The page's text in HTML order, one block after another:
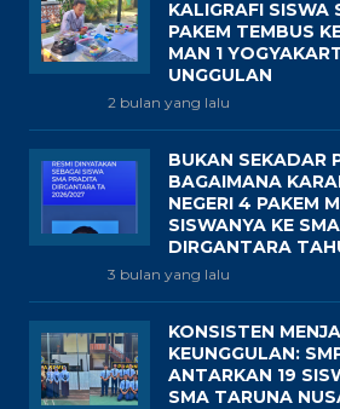
KALIGRAFI SISWA
PAKEM TEMBUS
MAN 1
UNGGULAN
2 bulan yang lalu
BUKAN SEKADAR
BAGAIMANA
NEGERI 4 PAKEM
SISWANYA KE
DIRGANTARA
3 bulan yang lalu
KONSISTEN
KEUNGGULAN:
ANTARKAN 19
SMA TARUNA